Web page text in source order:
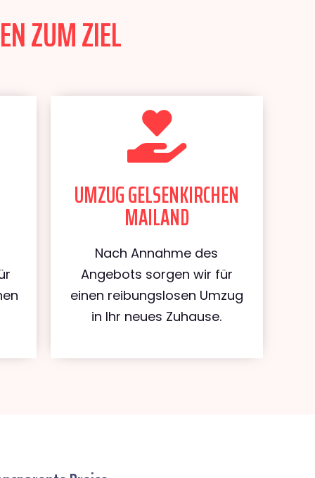
ZUM ZIEL
UMZUG GELSENKIRCHEN
MAILAND
Nach Annahme des
Angebots sorgen wir für
einen reibungslosen Umzug
in Ihr neues Zuhause.